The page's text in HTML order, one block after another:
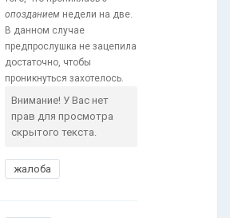
опозданием недели на две.
В данном случае
предпрослушка не зацепила
достаточно, чтобы
проникнуться захотелось.
Внимание! У Вас нет
прав для просмотра
скрытого текста.
жалоба